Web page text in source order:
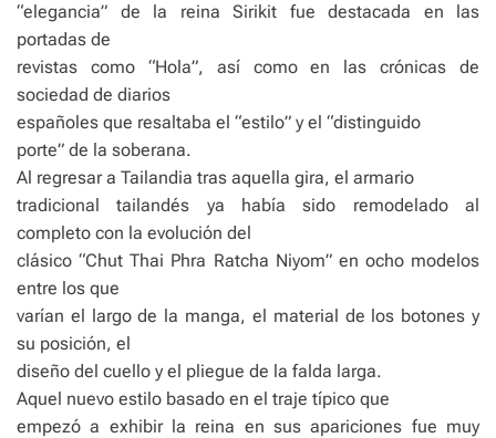
“elegancia” de la reina Sirikit fue destacada en las
portadas de
revistas como “Hola”, así como en las crónicas de
sociedad de diarios
españoles que resaltaba el “estilo” y el “distinguido
porte” de la soberana.
Al regresar a Tailandia tras aquella gira, el armario
tradicional tailandés ya había sido remodelado al
completo con la evolución del
clásico “Chut Thai Phra Ratcha Niyom” en ocho modelos
entre los que
varían el largo de la manga, el material de los botones y
su posición, el
diseño del cuello y el pliegue de la falda larga.
Aquel nuevo estilo basado en el traje típico que
empezó a exhibir la reina en sus apariciones fue muy